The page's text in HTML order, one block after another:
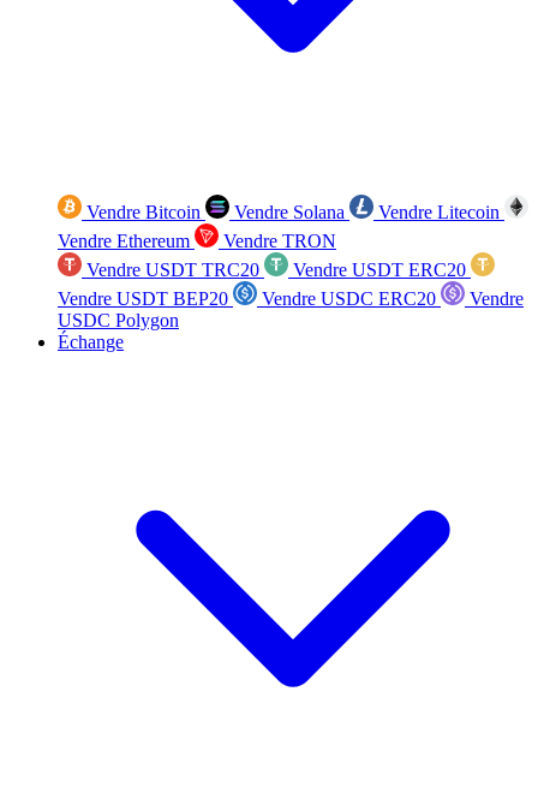
Vendre Bitcoin Vendre Solana
Vendre Litecoin
Vendre Ethereum
Vendre TRON
Vendre USDT TRC20
Vendre USDT ERC20
Vendre USDT BEP20
Vendre USDC ERC20
Vendre
USDC Polygon
Échange